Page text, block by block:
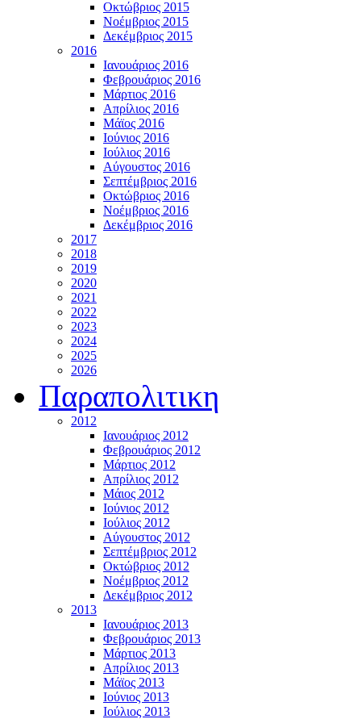
Οκτώβριος 2015
Νοέμβριος 2015
Δεκέμβριος 2015
2016
Ιανουάριος 2016
Φεβρουάριος 2016
Μάρτιος 2016
Απρίλιος 2016
Μάϊος 2016
Ιούνιος 2016
Ιούλιος 2016
Αύγουστος 2016
Σεπτέμβριος 2016
Οκτώβριος 2016
Νοέμβριος 2016
Δεκέμβριος 2016
2017
2018
2019
2020
2021
2022
2023
2024
2025
2026
Παραπολιτικη
2012
Ιανουάριος 2012
Φεβρουάριος 2012
Μάρτιος 2012
Απρίλιος 2012
Μάιος 2012
Ιούνιος 2012
Ιούλιος 2012
Αύγουστος 2012
Σεπτέμβριος 2012
Οκτώβριος 2012
Νοέμβριος 2012
Δεκέμβριος 2012
2013
Ιανουάριος 2013
Φεβρουάριος 2013
Μάρτιος 2013
Απρίλιος 2013
Μάϊος 2013
Ιούνιος 2013
Ιούλιος 2013